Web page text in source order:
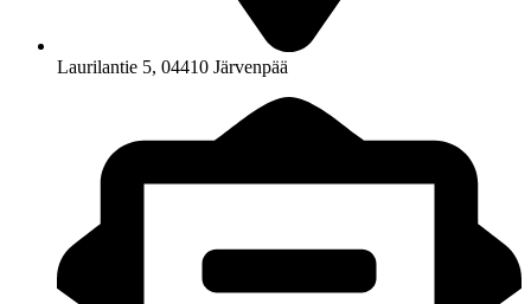
Laurilantie 5, 04410 Järvenpää